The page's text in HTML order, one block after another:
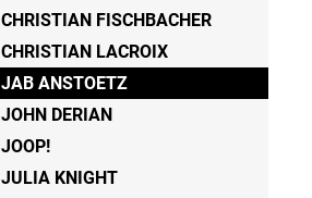
CHRISTIAN FISCHBACHER
CHRISTIAN LACROIX
JAB ANSTOETZ
JOHN DERIAN
JOOP!
JULIA KNIGHT